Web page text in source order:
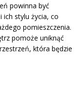
powinna być
stylu życia, co
pomieszczenia.
pomoże uniknąć
która będzie